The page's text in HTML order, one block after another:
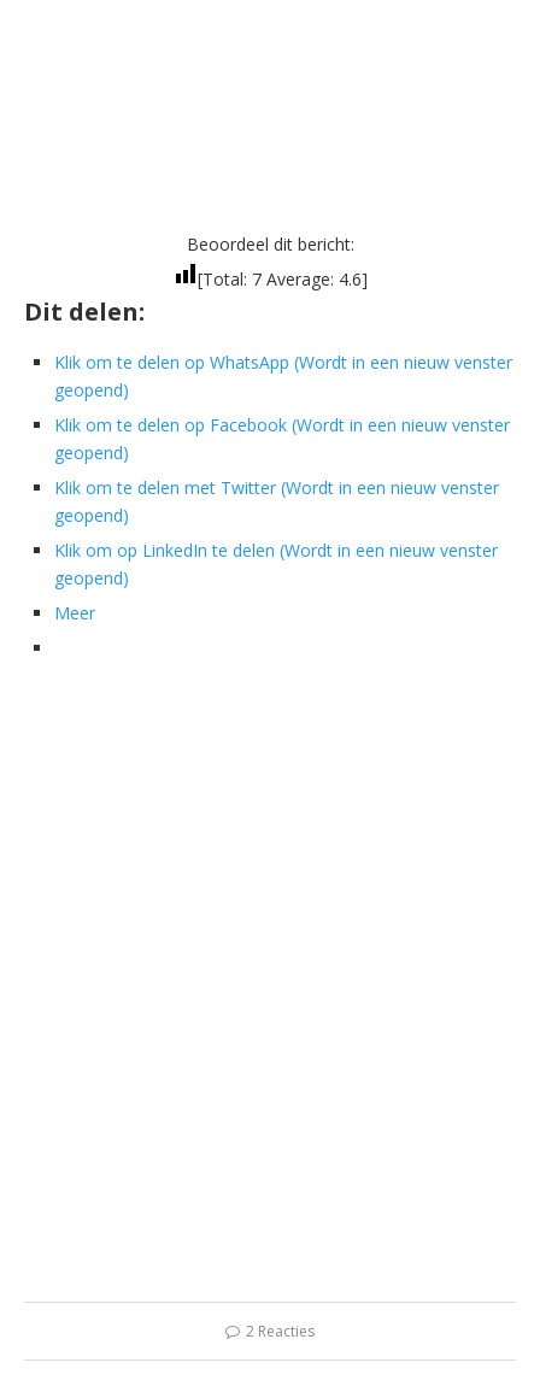
Beoordeel dit bericht:
[Total: 7Average: 4.6]
Dit delen:
Klik om te delen op WhatsApp (Wordt in een nieuw venster
geopend)
Klik om te delen op Facebook (Wordt in een nieuw venster
geopend)
Klik om te delen met Twitter (Wordt in een nieuw venster
geopend)
Klik om op LinkedIn te delen (Wordt in een nieuw venster
geopend)
Meer
2 Reacties